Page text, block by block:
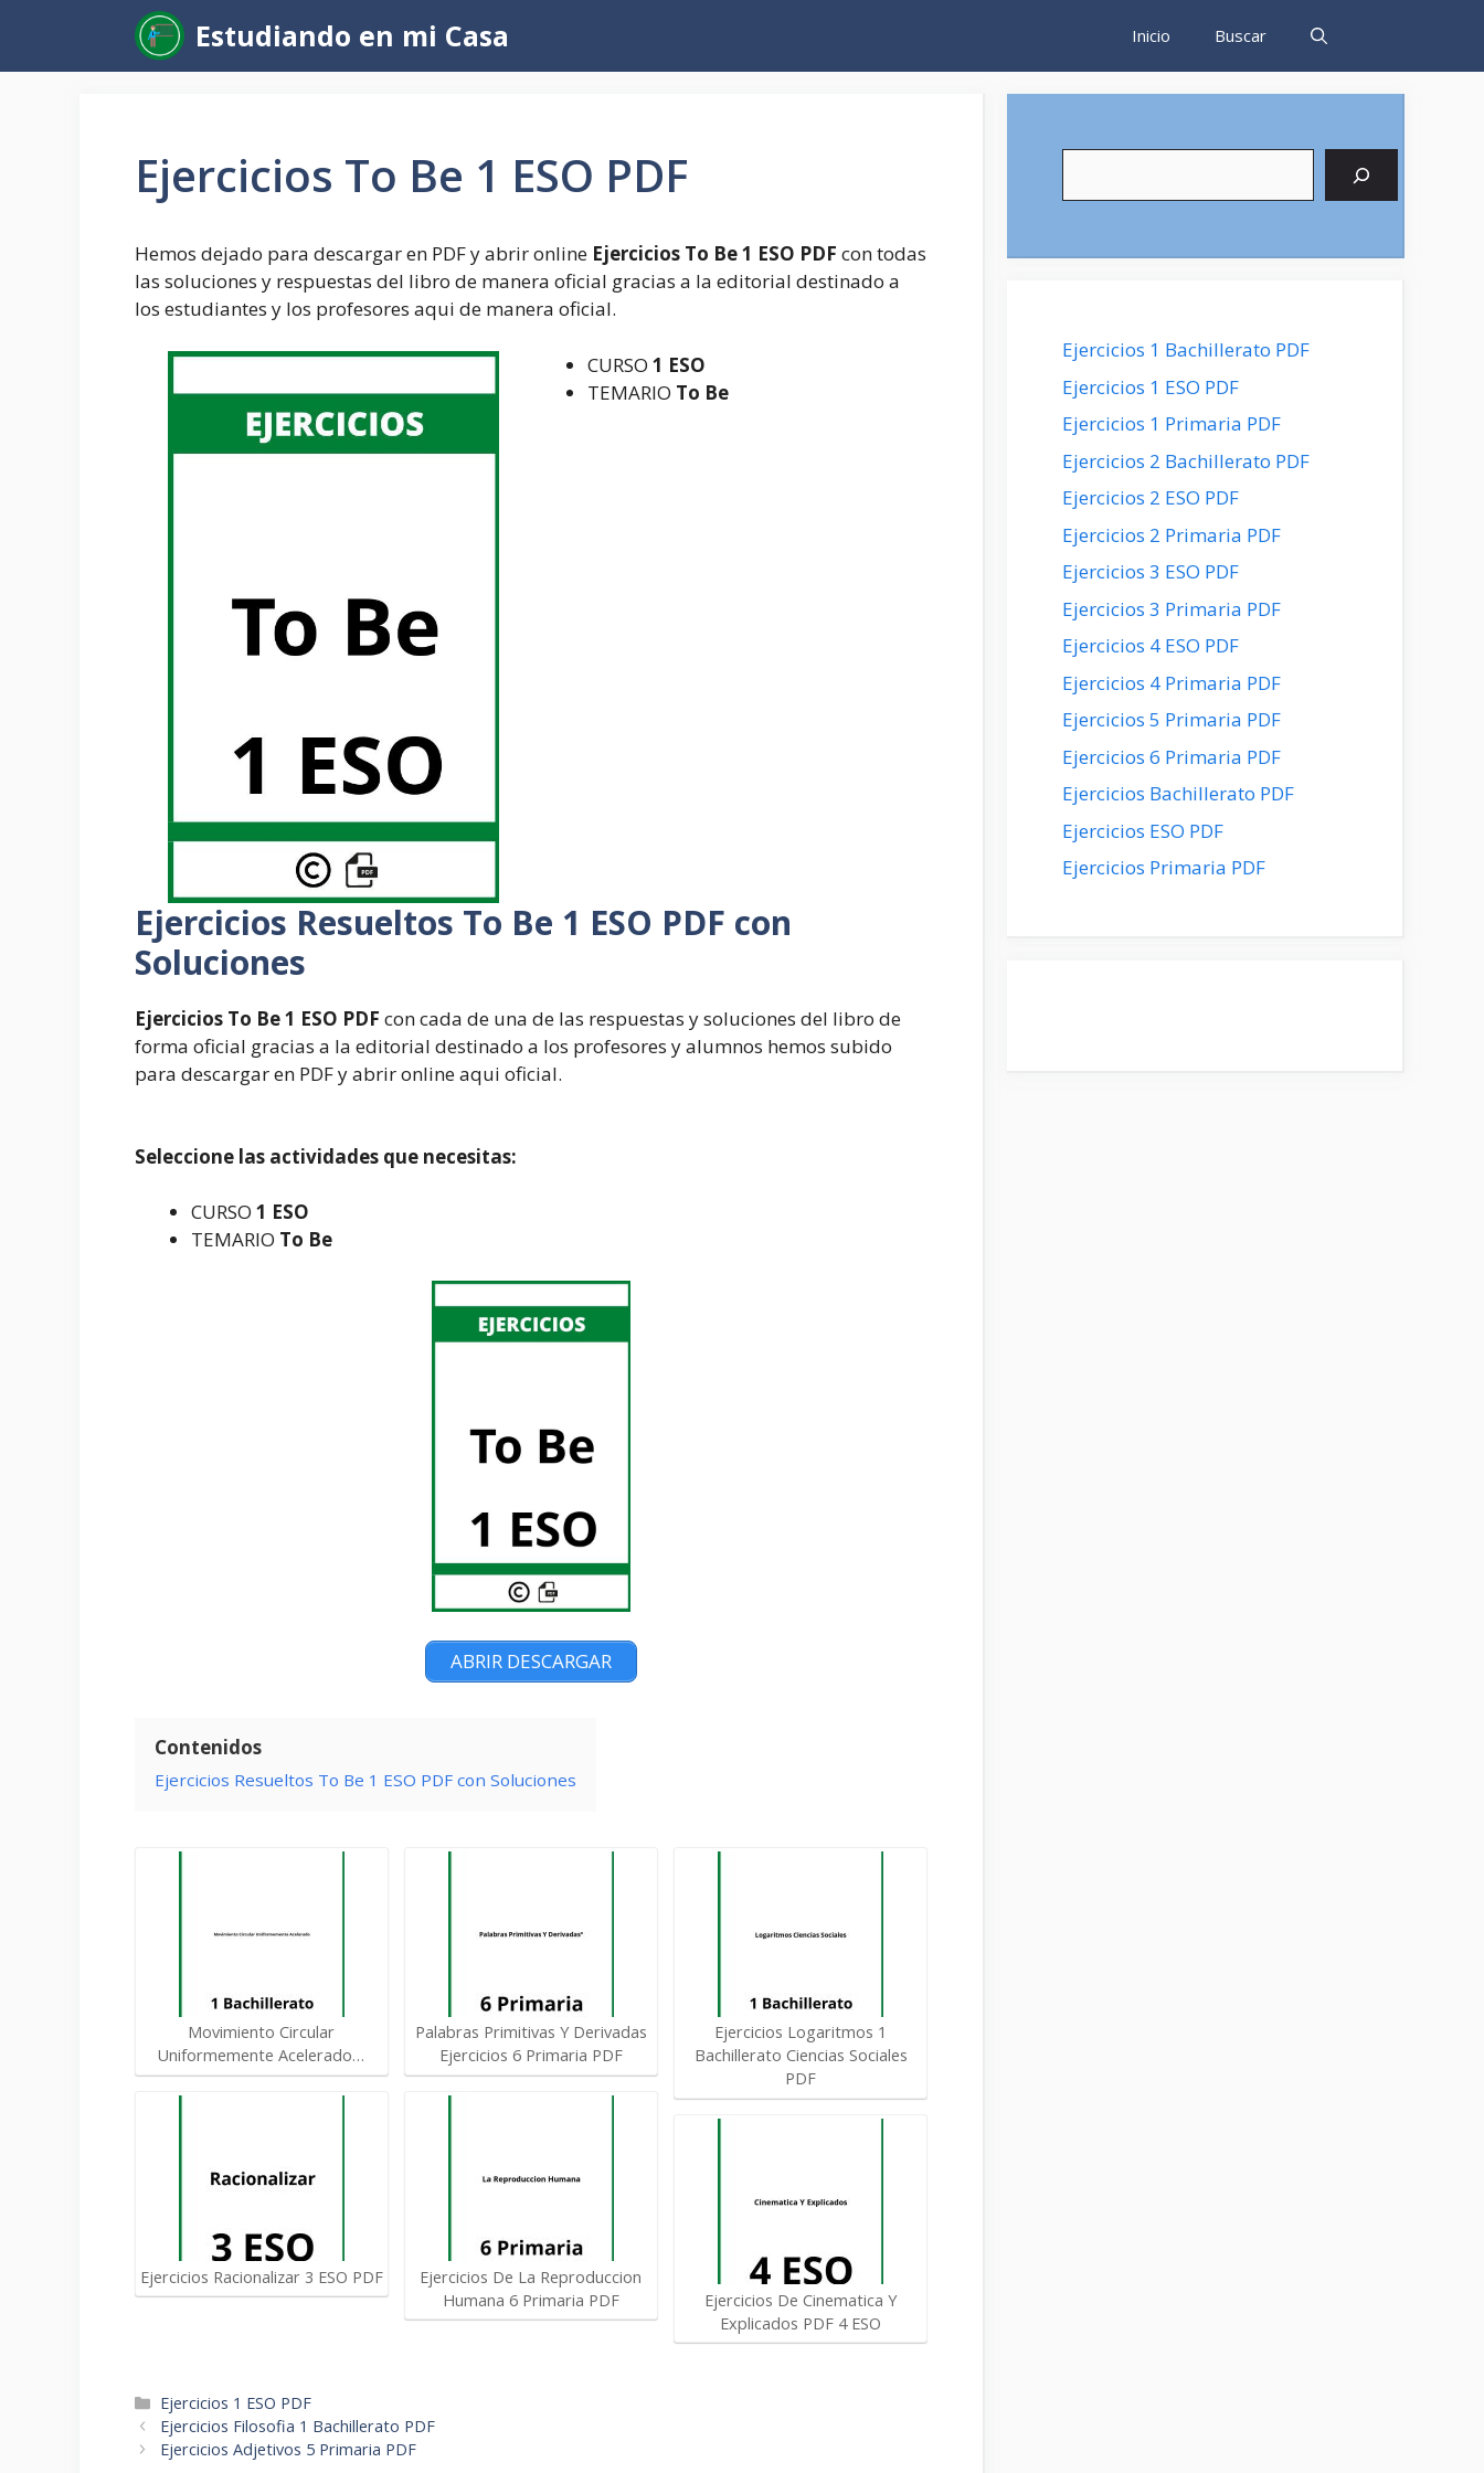
contenido
Estudiando en mi Casa Inicio Buscar
Ejercicios To Be 1 ESO PDF
Hemos dejado para descargar en PDF y abrir online Ejercicios To Be 1 ESO PDF con todas
las soluciones y respuestas del libro de manera oficial gracias a la editorial destinado a
los estudiantes y los profesores aqui de manera oficial.
CURSO 1 ESO
TEMARIO To Be
Ejercicios Resueltos To Be 1 ESO PDF con
Soluciones
Ejercicios To Be 1 ESO PDF con cada de una de las respuestas y soluciones del libro de
forma oficial gracias a la editorial destinado a los profesores y alumnos hemos subido
para descargar en PDF y abrir online aqui oficial.
Seleccione las actividades que necesitas:
CURSO 1 ESO
TEMARIO To Be
ABRIR DESCARGAR
Contenidos
Ejercicios Resueltos To Be 1 ESO PDF con Soluciones
Movimiento Circular
Uniformemente Acelerado…
Ejercicios Racionalizar 3 ESO PDF
Palabras Primitivas Y Derivadas
Ejercicios 6 Primaria PDF
Ejercicios De La Reproduccion
Humana 6 Primaria PDF
Ejercicios Logaritmos 1
Bachillerato Ciencias Sociales
PDF
Ejercicios De Cinematica Y
Explicados PDF 4 ESO
Categorías
Ejercicios 1 ESO PDF
Navegación
de
Ejercicios Filosofia 1 Bachillerato PDF
Ejercicios Adjetivos 5 Primaria PDF
Ejercicios 1 Bachillerato PDF
Ejercicios 1 ESO PDF
Ejercicios 1 Primaria PDF
Ejercicios 2 Bachillerato PDF
Ejercicios 2 ESO PDF
Ejercicios 2 Primaria PDF
Ejercicios 3 ESO PDF
Ejercicios 3 Primaria PDF
Ejercicios 4 ESO PDF
Ejercicios 4 Primaria PDF
Ejercicios 5 Primaria PDF
Ejercicios 6 Primaria PDF
Ejercicios Bachillerato PDF
Ejercicios ESO PDF
Ejercicios Primaria PDF